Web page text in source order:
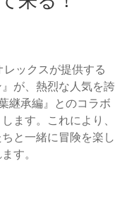
ックスが提供する
が、熱烈な人気を誇
継承編』とのコラボ
ます。これにより、
と一緒に冒険を楽し
す。